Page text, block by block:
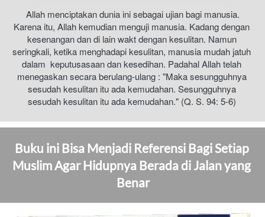
Allah menciptakan dunia ini sebagai ujian bagi manusia.
Karena itu, Allah kemudian menguji manusia. Kadang dengan
kesenangan dan di lain wakt dengan kesulitan. Namun
seringkali, ketika menghadapi kesulitan, manusia mudah jatuh
dalam  keputusasaan dan kesedihan. Padahal Allah telah
menegaskan secara berulang-ulang : "Maka sesungguhnya
sesudah kesulitan itu ada kemudahan. Sesungguhnya
sesudah kesulitan itu ada kemudahan." (Q. S. 94: 5-6)
Buku ini Bisa Menjadi Referensi Bagi Setiap
Muslim Agar Hidupnya Berada di Jalan yang
Benar